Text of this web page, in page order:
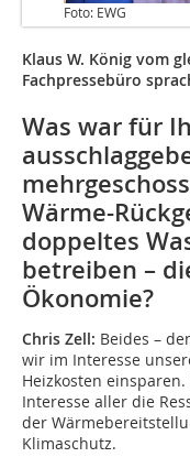
Foto: EWG
Klaus W. König vom
Fachpressebüro
Was war für
Wärme-
doppeltes
betreiben –
Ökonomie?
Chris Zell: Beides –
wir im Interesse
Heizkosten
Interesse aller die
der
Klimaschutz.